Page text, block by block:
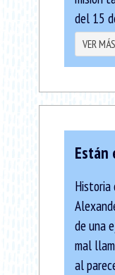
del 15
VER MÁS
Están
Historia
de una
mal
al